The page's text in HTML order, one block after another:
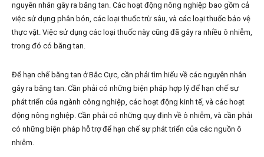
nguyên nhân gây ra băng tan. Các hoạt động nông nghiệp bao gồm cả
việc sử dụng phân bón, các loại thuốc trừ sâu, và các loại thuốc bảo vệ
thực vật. Việc sử dụng các loại thuốc này cũng đã gây ra nhiều ô nhiễm,
trong đó có băng tan.
Để hạn chế băng tan ở Bắc Cực, cần phải tìm hiểu về các nguyên nhân
gây ra băng tan. Cần phải có những biện pháp hợp lý để hạn chế sự
phát triển của ngành công nghiệp, các hoạt động kinh tế, và các hoạt
động nông nghiệp. Cần phải có những quy định về ô nhiễm, và cần phải
có những biện pháp hỗ trợ để hạn chế sự phát triển của các nguồn ô
nhiễm.